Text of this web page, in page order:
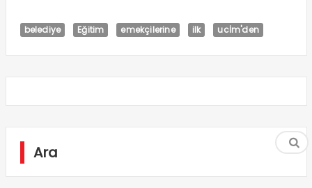
belediye Eğitim emekçilerine ilk ucİm'den
Ara